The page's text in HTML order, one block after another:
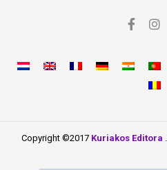
Copyright ©2017 Kuriakos Editora